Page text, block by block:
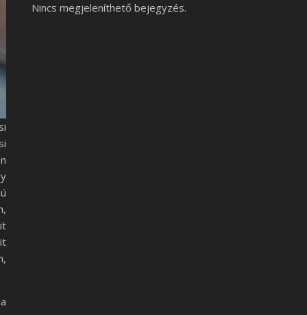
Nincs megjeleníthető bejegyzés.